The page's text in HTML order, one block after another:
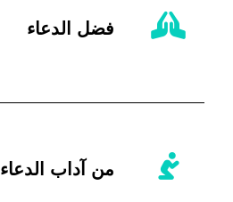
فضل الدعاء
من آداب الدعاء